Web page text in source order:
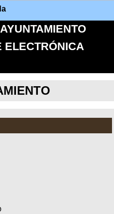
AYUNTAMIENTO
ELECTRÓNICA